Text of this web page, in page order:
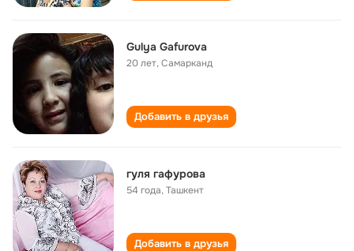
Gulya Gafurova
20 лет,Самарканд
Добавить в друзья
гуля гафурова
54 года,Ташкент
Добавить в друзья